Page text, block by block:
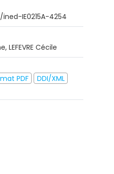
IE0215A-4254
LEFEVRE Cécile
PDF
DDI/XML